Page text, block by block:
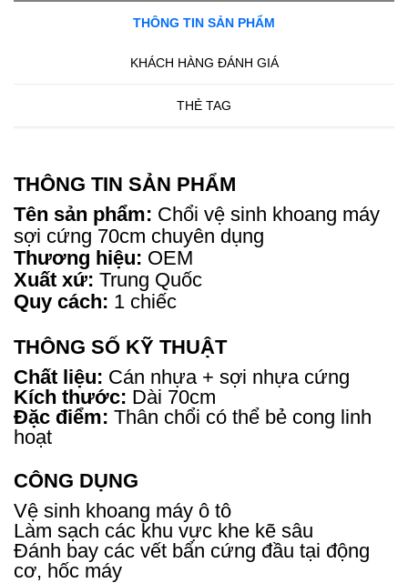
THÔNG TIN SẢN PHẨM
KHÁCH HÀNG ĐÁNH GIÁ
THẺ TAG
THÔNG TIN SẢN PHẨM
Tên sản phẩm: Chổi vệ sinh khoang máy
sợi cứng 70cm chuyên dụng
Thương hiệu: OEM
Xuất xứ: Trung Quốc
Quy cách: 1 chiếc
THÔNG SỐ KỸ THUẬT
Chất liệu: Cán nhựa + sợi nhựa cứng
Kích thước: Dài 70cm
Đặc điểm: Thân chổi có thể bẻ cong linh
hoạt
CÔNG DỤNG
Vệ sinh khoang máy ô tô
Làm sạch các khu vực khe kẽ sâu
Đánh bay các vết bẩn cứng đầu tại động
cơ, hốc máy